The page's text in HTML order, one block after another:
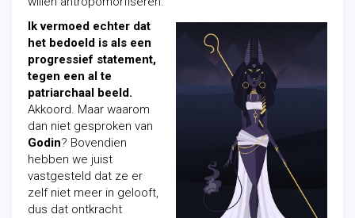
Ik vermoed echter dat
het bedoeld is als een
progressief statement,
tegen een al te
patriarchaal beeld.
Akkoord. Maar waarom
dan niet gesproken van
Godin? Bovendien
hebben we juist
vastgesteld dat ze er
zelf niet meer in gelooft,
dus dat ontkracht